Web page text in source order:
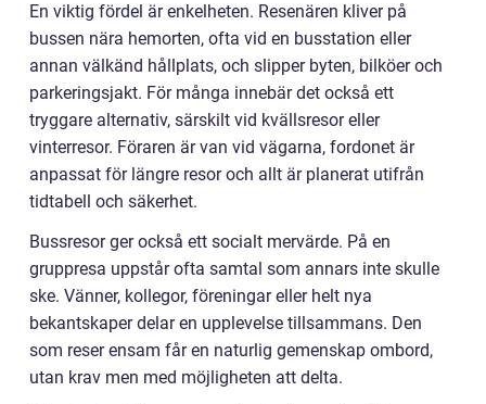
En viktig fördel är enkelheten. Resenären kliver på
bussen nära hemorten, ofta vid en busstation eller
annan välkänd hållplats, och slipper byten, bilköer och
parkeringsjakt. För många innebär det också ett
tryggare alternativ, särskilt vid kvällsresor eller
vinterresor. Föraren är van vid vägarna, fordonet är
anpassat för längre resor och allt är planerat utifrån
tidtabell och säkerhet.
Bussresor ger också ett socialt mervärde. På en
gruppresa uppstår ofta samtal som annars inte skulle
ske. Vänner, kollegor, föreningar eller helt nya
bekantskaper delar en upplevelse tillsammans. Den
som reser ensam får en naturlig gemenskap ombord,
utan krav men med möjligheten att delta.